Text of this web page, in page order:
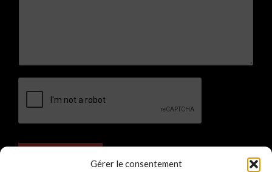
Gérer le consentement